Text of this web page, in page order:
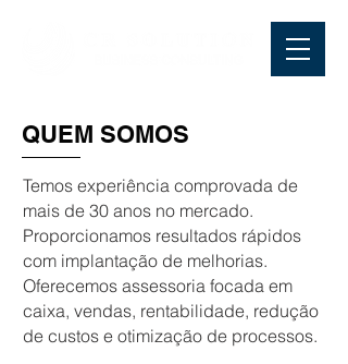
QUEM SOMOS
Temos experiência comprovada de
mais de 30 anos no mercado.
Proporcionamos resultados rápidos
com implantação de melhorias.
Oferecemos assessoria focada em
caixa, vendas, rentabilidade, redução
de custos e otimização de processos.